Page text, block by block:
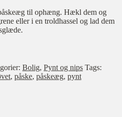
til ophæng. Hækl dem og
eller i en troldhassel og lad dem
Bolig, Pynt og nips Tags:
, påske, påskeæg, pynt